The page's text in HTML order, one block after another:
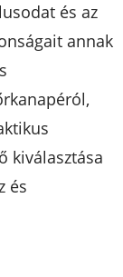
és az
annak
kiválasztása
és